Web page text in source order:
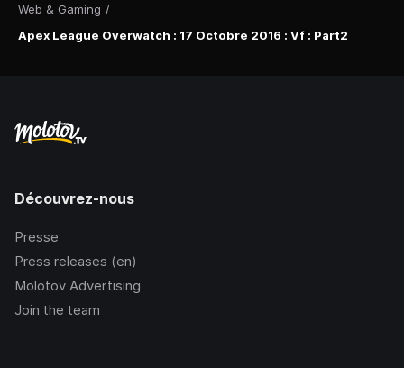
Web & Gaming /
Apex League Overwatch : 17 Octobre 2016 : Vf : Part2
Découvrez-nous
Presse
Press releases (en)
Molotov Advertising
Join the team